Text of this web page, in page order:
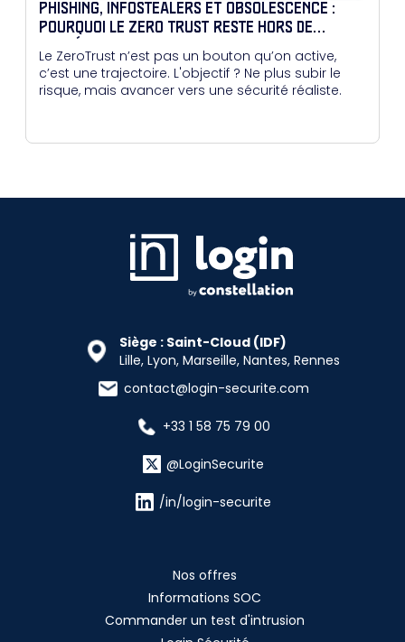
PHISHING, INFOSTEALERS ET OBSOLESCENCE :
POURQUOI LE ZERO TRUST RESTE HORS DE
PORTÉE POUR BEAUCOUP
Le ZeroTrust n’est pas un bouton qu’on active,
c’est une trajectoire. L'objectif ? Ne plus subir le
risque, mais avancer vers une sécurité réaliste.
Siège : Saint-Cloud (IDF)
Lille, Lyon, Marseille, Nantes, Rennes
contact@login-securite.com
+33 1 58 75 79 00
@LoginSecurite
/in/login-securite
Nos offres
Informations SOC
Commander un test d'intrusion